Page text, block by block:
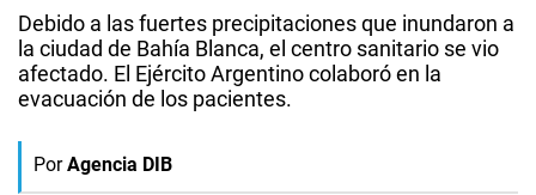
Debido a las fuertes precipitaciones que inundaron a
la ciudad de Bahía Blanca, el centro sanitario se vio
afectado. El Ejército Argentino colaboró en la
evacuación de los pacientes.
Por Agencia DIB